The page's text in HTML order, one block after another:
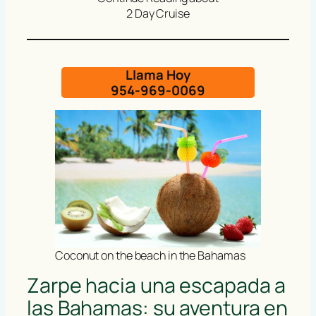
2 Day Cruise
Llama Hoy
954-969-0069
Coconut on the beach in the Bahamas
Zarpe hacia una escapada a
las Bahamas: su aventura en